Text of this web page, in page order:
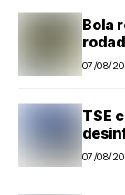
Bola
07/08/
TSE
07/08/